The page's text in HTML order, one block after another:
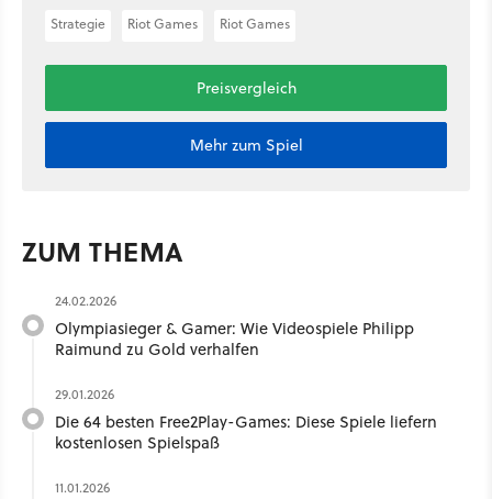
Strategie Riot Games Riot Games
Preisvergleich
Mehr zum Spiel
ZUM THEMA
24.02.2026
Olympiasieger & Gamer: Wie Videospiele Philipp
Raimund zu Gold verhalfen
29.01.2026
Die 64 besten Free2Play-Games: Diese Spiele liefern
kostenlosen Spielspaß
11.01.2026